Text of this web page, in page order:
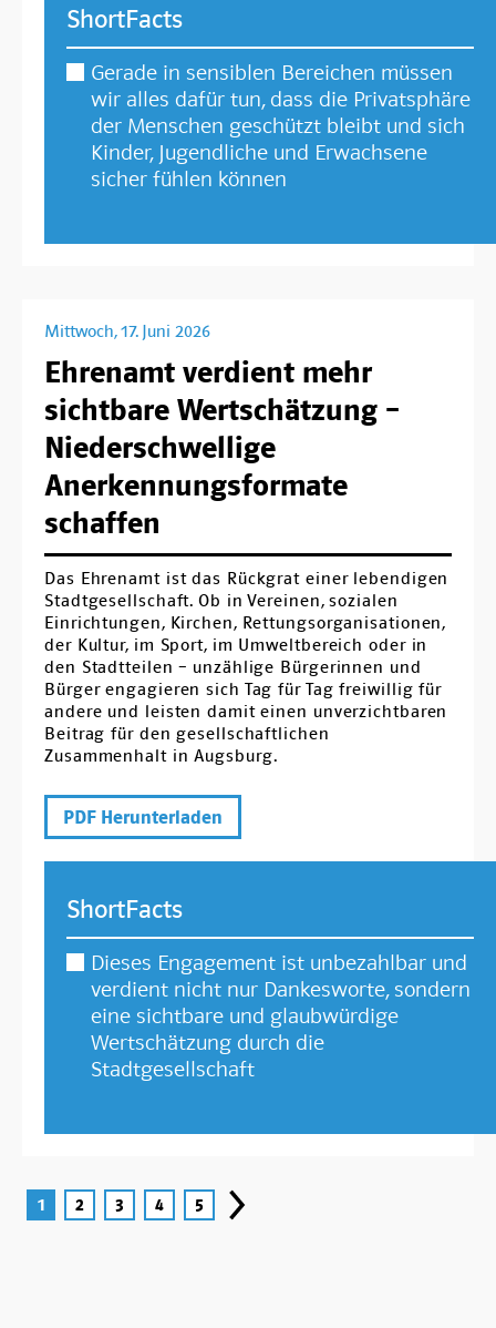
ShortFacts
Gerade in sensiblen Bereichen müssen
wir alles dafür tun, dass die Privatsphäre
der Menschen geschützt bleibt und sich
Kinder, Jugendliche und Erwachsene
sicher fühlen können
Mittwoch, 17. Juni 2026
Ehrenamt verdient mehr
sichtbare Wertschätzung –
Niederschwellige
Anerkennungsformate
schaffen
Das Ehrenamt ist das Rückgrat einer lebendigen
Stadtgesellschaft. Ob in Vereinen, sozialen
Einrichtungen, Kirchen, Rettungsorganisationen,
der Kultur, im Sport, im Umweltbereich oder in
den Stadtteilen – unzählige Bürgerinnen und
Bürger engagieren sich Tag für Tag freiwillig für
andere und leisten damit einen unverzichtbaren
Beitrag für den gesellschaftlichen
Zusammenhalt in Augsburg.
PDF Herunterladen
ShortFacts
Dieses Engagement ist unbezahlbar und
verdient nicht nur Dankesworte, sondern
eine sichtbare und glaubwürdige
Wertschätzung durch die
Stadtgesellschaft
1 2 3 4 5